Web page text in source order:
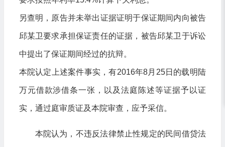
另查明，原告并未举出证据证明于保证期间内向被告
邱某卫要求承担保证责任的证据，被告邱某卫于诉讼
中提出了保证期间经过的抗辩。
本院认定上述案件事实，有2016年8月25日的载明陆
万元借款涉借条一张，以及法庭陈述等证据予以证
实，通过庭审质证及本院审查，应予采信。
本院认为，不违反法律禁止性规定的民间借贷法